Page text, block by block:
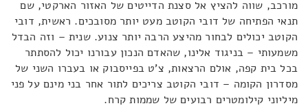
מורכב, שווה להציץ אל סצנת הדייטים של האזור הארקטי, שם
תנאי הפתיחה של דובי הקוטב מעט יותר מסובכים. ראשית, דובי
הקוטב יכולים לבחור מהיצע הרבה יותר צנוע. שנית – וזה הבדל
משמעותי – בניגוד אלינו, שהאדם הנכון עבורנו יכול להסתתר
בכל בית קפה, אולם הרצאות, צ'ט בפייסבוק או בעברו השני של
מסדרון הקומה – דובי הקוטב צריכים לתור אחר בני מינם על פני
מיליוני קילומטרים רבועים של שממות קרח.